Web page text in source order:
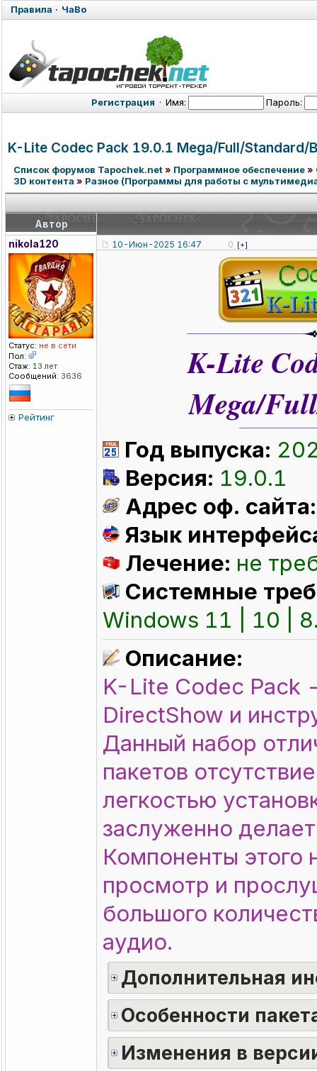
Правила · ЧаВо
Регистрация · Имя: Пароль:
K-Lite Codec Pack 19.0.1 Mega/Full/Standard/
Список форумов Tapochek.net» Программное обеспечение»
3D контента » Разное (Программы для работы с
Автор
nikola120
Статус: не в сети
Пол:
Стаж: 13 лет
Сообщений: 3636
Рейтинг
10-Июн-2025 16:47 0 [+]
K-Lite
Mega/
Год выпуска:
Версия: 19.0.1
Адрес оф.
Язык
Лечение: не
Системные
Windows 11 | 10 |
Описание:
K-Lite Codec Pack
DirectShow и
Данный набор
пакетов
легкостью
заслуженно
Компоненты этого
просмотр и
большого
аудио.
Дополнительная
Особенности
Изменения в